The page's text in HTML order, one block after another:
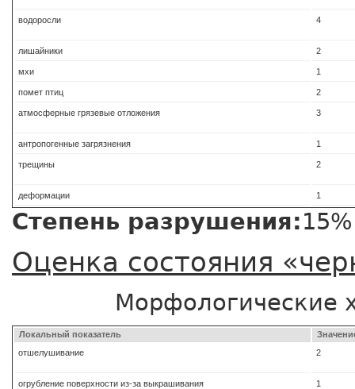
водоросли 4
лишайники 2
мхи 1
помет птиц 2
атмосферные грязевые отложения 3
антропогенные загрязнения 1
трещины 2
деформации 1
Степень разрушения:15%
Оценка состояния
Морфологические
Локальный показатель
отшелушивание
2
огрубление поверхности из-за выкрашивания 1